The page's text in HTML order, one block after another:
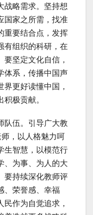
略需求。坚持想
国家之所需，找准
重要结合点，发挥
有组织的科研，在
坚定文化自信，
体系，传播中国声
更好读懂中国，
极贡献。
伍。引导广大教
师，以人格魅力呵
生智慧，以模范行
、为事、为人的大
要持续深化教师评
、荣誉感、幸福
作为自觉追求，